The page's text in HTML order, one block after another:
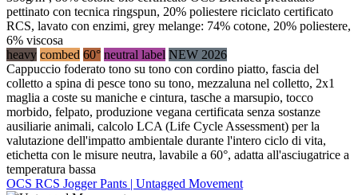
pettinato con tecnica ringspun, 20% poliestere riciclato certificato
RCS, lavato con enzimi, grey melange: 74% cotone, 20% poliestere,
6% viscosa
heavy combed 60° neutral label NEW 2026
Cappuccio foderato tono su tono con cordino piatto, fascia del
colletto a spina di pesce tono su tono, mezzaluna nel colletto, 2x1
maglia a coste su maniche e cintura, tasche a marsupio, tocco
morbido, felpato, produzione vegana certificata senza sostanze
ausiliarie animali, calcolo LCA (Life Cycle Assessment) per la
valutazione dell'impatto ambientale durante l'intero ciclo di vita,
etichetta con le misure neutra, lavabile a 60°, adatta all'asciugatrice a
temperatura bassa
OCS RCS Jogger Pants | Untagged Movement